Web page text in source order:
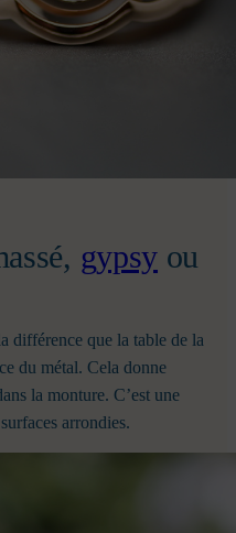
gypsy ou
différence que la table de la
du métal. Cela donne
la monture. C’est une
arrondies.